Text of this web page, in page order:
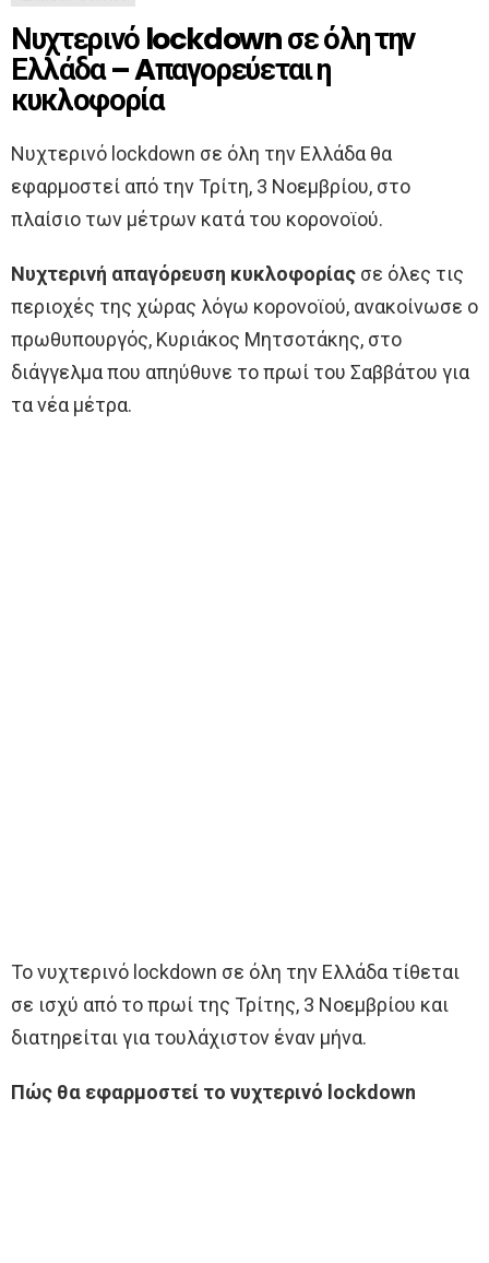
Νυχτερινό lockdown σε όλη την
Ελλάδα – Aπαγορεύεται η
κυκλοφορία
Νυχτερινό lockdown σε όλη την Ελλάδα θα
εφαρμοστεί από την Τρίτη, 3 Νοεμβρίου, στο
πλαίσιο των μέτρων κατά του κορονοϊού.
Νυχτερινή απαγόρευση κυκλοφορίας σε όλες τις
περιοχές της χώρας λόγω κορονοϊού, ανακοίνωσε ο
πρωθυπουργός, Κυριάκος Μητσοτάκης, στο
διάγγελμα που απηύθυνε το πρωί του Σαββάτου για
τα νέα μέτρα.
Το νυχτερινό lockdown σε όλη την Ελλάδα τίθεται
σε ισχύ από το πρωί της Τρίτης, 3 Νοεμβρίου και
διατηρείται για τουλάχιστον έναν μήνα.
Πώς θα εφαρμοστεί το νυχτερινό lockdown